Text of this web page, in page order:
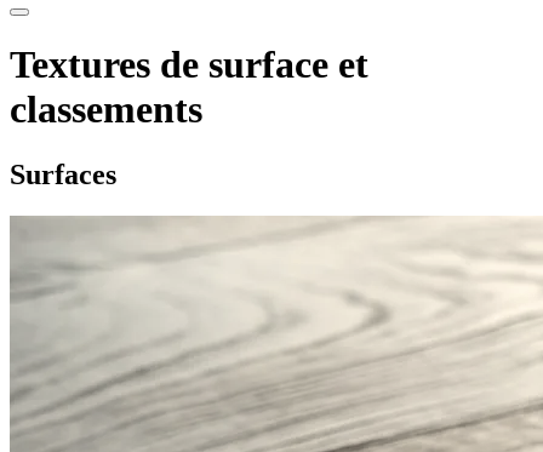
Textures de surface et
classements
Surfaces